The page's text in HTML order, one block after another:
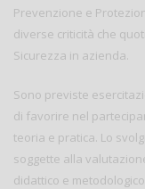
Prevenzione e
diverse criticità che
Sicurezza in azienda.
Sono previste
di favorire nel
teoria e pratica. Lo
soggette alla
didattico e